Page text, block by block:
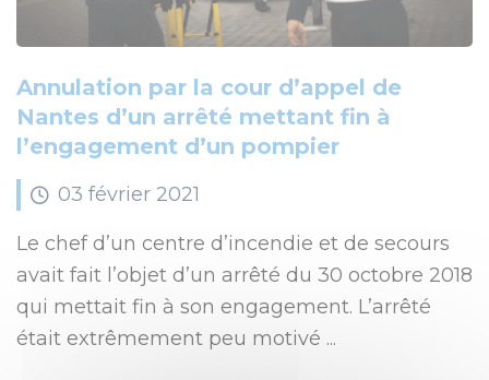
Annulation par la cour d’appel de
Nantes d’un arrêté mettant fin à
l’engagement d’un pompier
03 février 2021
Le chef d’un centre d’incendie et de secours
avait fait l’objet d’un arrêté du 30 octobre 2018
qui mettait fin à son engagement. L’arrêté
était extrêmement peu motivé ...